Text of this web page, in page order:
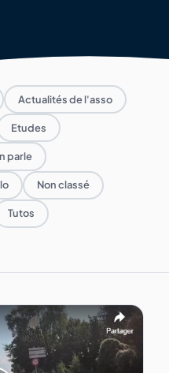
Actualités de l'asso
Etudes
parle
Non classé
Tutos